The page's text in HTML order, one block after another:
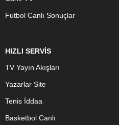
Futbol Canlı Sonuçlar
HIZLI SERVİS
TV Yayın Akışları
Yazarlar Site
Tenis İddaa
Basketbol Canlı